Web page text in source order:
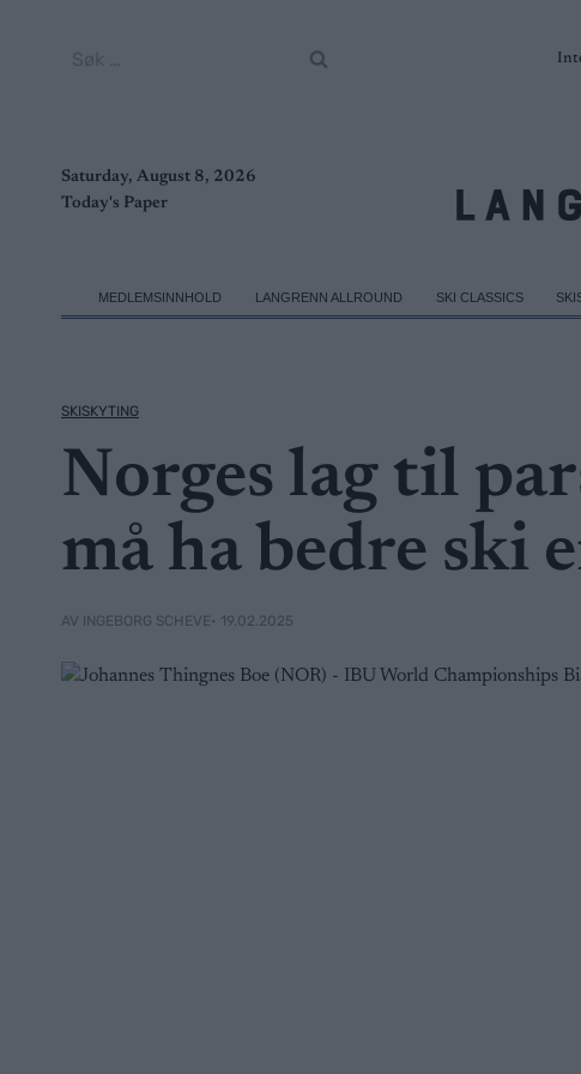
Saturday, August 8, 2026
Today's Paper
MEDLEMSINNHOLD LANGRENN ALLROUND SKI CLASSICS
SKISKYTING
Norges lag til
må ha bedre ski
AV INGEBORG SCHEVE• 19.02.2025